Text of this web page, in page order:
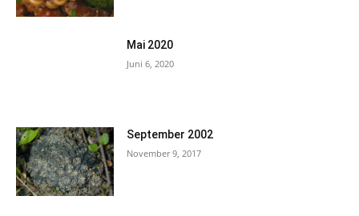
Mai 2020
Juni 6, 2020
September 2002
November 9, 2017